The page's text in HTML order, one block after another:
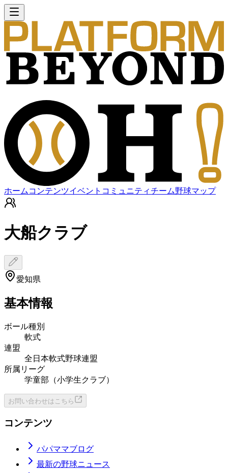
ホーム コンテンツイベント コミュニティチーム野球マップ
大船クラブ
愛知県
基本情報
ボール種別
軟式
連盟
全日本軟式野球連盟
所属リーグ
学童部（小学生クラブ）
お問い合わせはこちら
コンテンツ
パパママブログ
最新の野球ニュース